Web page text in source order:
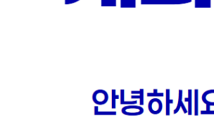
산업 별 비용은
고,
타버스 기술.
례가 성공했는지